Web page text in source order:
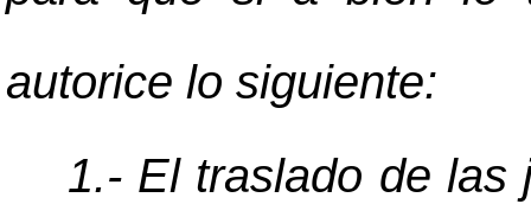
autorice lo siguiente:
1.- El traslado de las